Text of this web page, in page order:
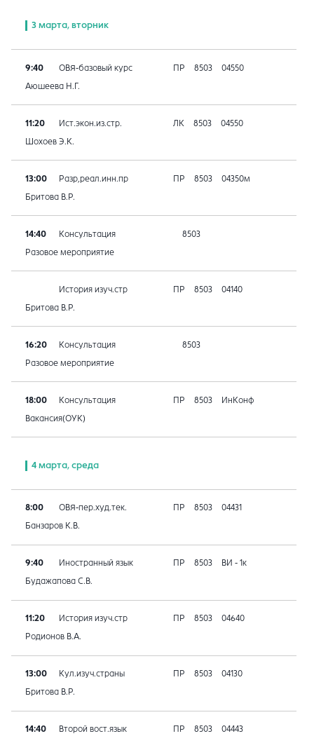
3 марта, вторник
9:40 ОВЯ-базовый курс ПР 8503 04550
Аюшеева Н.Г.
11:20 Ист.экон.из.стр. ЛК 8503 04550
Шохоев Э.К.
13:00 Разр,реал.инн.пр ПР 8503 04350м
Бритова В.Р.
14:40 Консультация 8503
Разовое мероприятие
История изуч.стр ПР 8503 04140
Бритова В.Р.
16:20 Консультация 8503
Разовое мероприятие
18:00 Консультация ПР 8503 ИнКонф
Вакансия(ОУК)
4 марта, среда
8:00 ОВЯ-пер.худ.тек. ПР 8503 04431
Банзаров К.В.
9:40 Иностранный язык ПР 8503 ВИ - 1к
Будажапова С.В.
11:20 История изуч.стр ПР 8503 04640
Родионов В.А.
13:00 Кул.изуч.страны ПР 8503 04130
Бритова В.Р.
14:40 Второй вост.язык ПР 8503 04443